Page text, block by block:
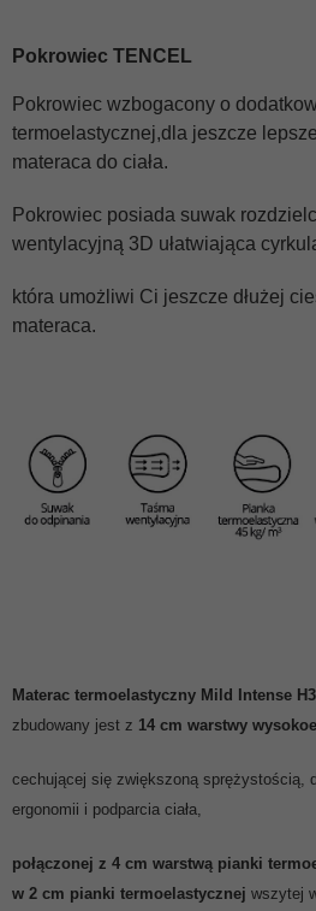
Pokrowiec TENCEL
Pokrowiec wzbogacony o
termoelastycznej,dla jeszcze
materaca do ciała.
Pokrowiec posiada suwak
wentylacyjną 3D ułatwiająca
która umożliwi Ci jeszcze dłużej
materaca.
Materac termoelastyczny Mild Intense H3
zbudowany jest z 14 cm warstwy
cechującej się zwiększoną sprężystością,
ergonomii i podparcia ciała,
połączonej z 4 cm warstwą pianki
w 2 cm pianki termoelastycznej wszytej